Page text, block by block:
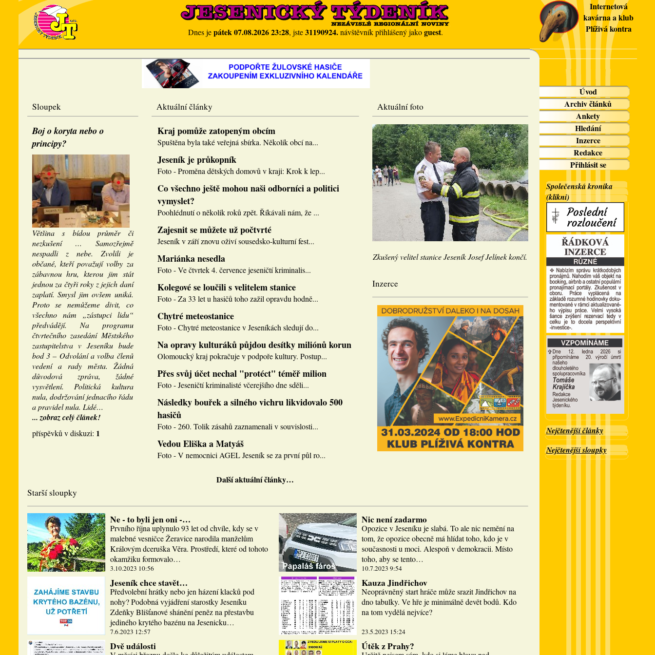
Dnes jepátek 07.08.2026 23:28, jste31190924.návštěvník přihlášený jakoguest.
Internetová
kavárna a klub
Plíživá kontra
Sloupek
Boj o koryta nebo o
principy?
Většina s bídou průměr či
nezkušení … Samozřejmě
nespadli z nebe. Zvolili je
občané, kteří považují volby za
zábavnou hru, kterou jim stát
jednou za čtyři roky z jejich daní
zaplatí. Smysl jim ovšem uniká.
Proto se nemůžeme divit, co
všechno nám „zástupci lidu“
předvádějí. Na programu
čtvrtečního zasedání Městského
zastupitelstva v Jeseníku bude
bod 3 – Odvolání a volba členů
vedení a rady města. Žádná
důvodová zpráva, žádné
vysvětlení. Politická kultura
nula, dodržování jednacího řádu
a pravidel nula. Lidé…
... zobraz celý článek!
příspěvků v diskuzi: 1
Aktuální články
Kraj pomůže zatopeným obcím
Spuštěna byla také veřejná sbírka. Několik obcí na...
Jeseník je průkopník
Foto - Proměna dětských domovů v kraji: Krok k lep...
Co všechno ještě mohou naši odborníci a politici
vymyslet?
Poohlédnutí o několik roků zpět. Říkávali nám, že ...
Zajesnit se můžete už počtvrté
Jeseník v září znovu oživí sousedsko-kulturní fest...
Mariánka nesedla
Foto - Ve čtvrtek 4. července jeseničtí kriminalis...
Kolegové se loučili s velitelem stanice
Foto - Za 33 let u hasičů toho zažil opravdu hodně...
Chytré meteostanice
Foto - Chytré meteostanice v Jeseníkách sledují do...
Na opravy kulturáků půjdou desítky miliónů korun
Olomoucký kraj pokračuje v podpoře kultury. Postup...
Přes svůj účet nechal "protéct" téměř milion
Foto - Jeseničtí kriminalisté včerejšího dne sděli...
Následky bouřek a silného vichru likvidovalo 500
hasičů
Foto - 260. Tolik zásahů zaznamenali v souvislosti...
Vedou Eliška a Matyáš
Foto - V nemocnici AGEL Jeseník se za první půl ro...
Další aktuální články…
Aktuální foto
Zkušený velitel stanice Jeseník Josef Jelínek končí.
Inzerce
Starší sloupky
Ne - to byli jen oni -…
Prvního října uplynulo 93 let od chvíle, kdy se v
malebné vesničce Žeravice narodila manželům
Královým dceruška Věra. Prostředí, které od tohoto
okamžiku formovalo…
3.10.2023 10:56
Jeseník chce stavět…
Předvolební hrátky nebo jen házení klacků pod
nohy? Podobná vyjádření starostky Jeseníku
Zdeňky Blišťanové shánění peněz na přestavbu
jediného krytého bazénu na Jesenicku…
7.6.2023 12:57
Dvě události
Nic není zadarmo
Opozice v Jeseníku je slabá. To ale nic nemění na
tom, že opozice obecně má hlídat toho, kdo je v
současnosti u moci. Alespoň v demokracii. Místo
toho, aby se tento…
10.7.2023 9:54
Kauza Jindřichov
Neoprávněný start hráče může srazit Jindřichov na
dno tabulky. Ve hře je minimálně devět bodů. Kdo
na tom vydělá nejvíce?
23.5.2023 15:24
Útěk z Prahy?
Úvod
Archiv článků
Ankety
Hledání
Inzerce
Redakce
Přihlásit se
Společenská kronika
(klikni)
Nejčtenější články
Nejčtenější sloupky